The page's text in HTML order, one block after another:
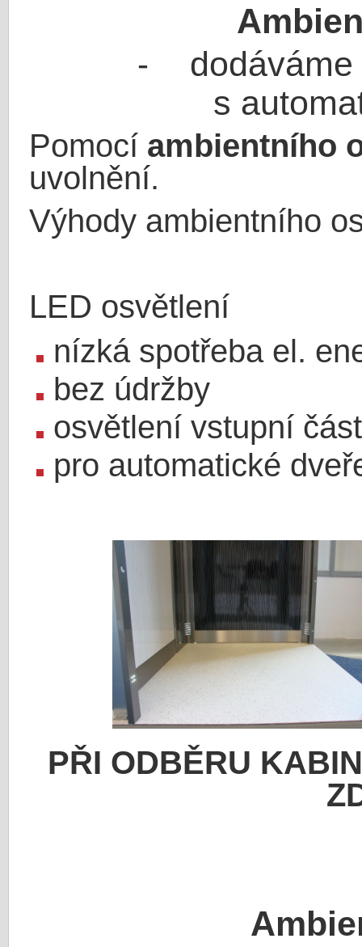
-
s
Pomocí ambientního
uvolnění.
Výhody ambientního
LED osvětlení
nízká spotřeba el.
bez údržby
osvětlení vstupní
pro automatické
PŘI ODBĚRU